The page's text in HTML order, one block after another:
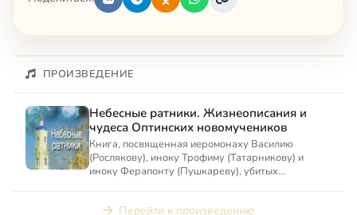
ПРОИЗВЕДЕНИЕ
Небесные ратники. Жизнеописания и
чудеса Оптинских новомучеников
Книга, посвященная иеромонаху Василию
(Рослякову), иноку Трофиму (Татарникову) и
иноку Ферапонту (Пушкареву), убитых
Перейти к произведению